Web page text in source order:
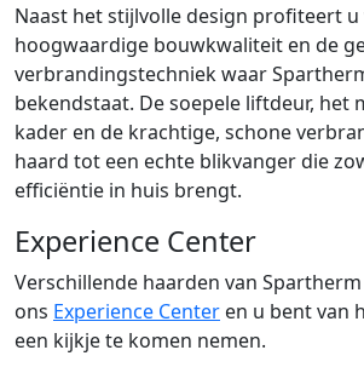
Naast het stijlvolle design profiteert u
hoogwaardige bouwkwaliteit en de
verbrandingstechniek waar
bekendstaat. De soepele liftdeur, het
kader en de krachtige, schone
haard tot een echte blikvanger die
efficiëntie in huis brengt.
Experience Center
Verschillende haarden van
ons Experience Center en u bent van
een kijkje te komen nemen.